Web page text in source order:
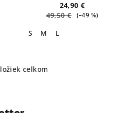
24,90 €
49,50 €
(–49 %)
S M L
O
á
celkom